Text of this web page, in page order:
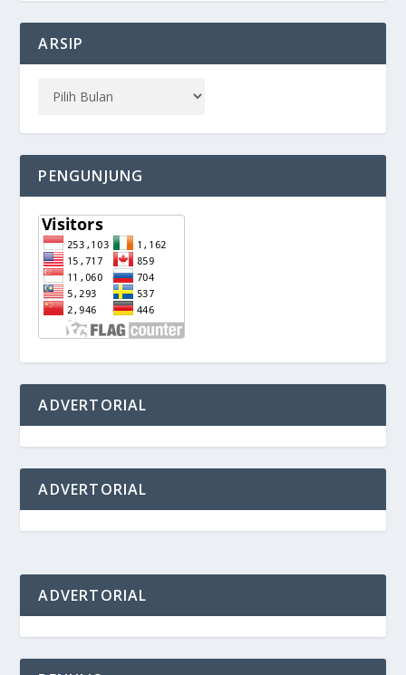
ARSIP
PENGUNJUNG
ADVERTORIAL
ADVERTORIAL
ADVERTORIAL